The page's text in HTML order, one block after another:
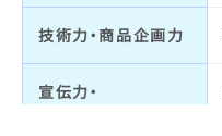
技術力・商品企画力
宣伝力・